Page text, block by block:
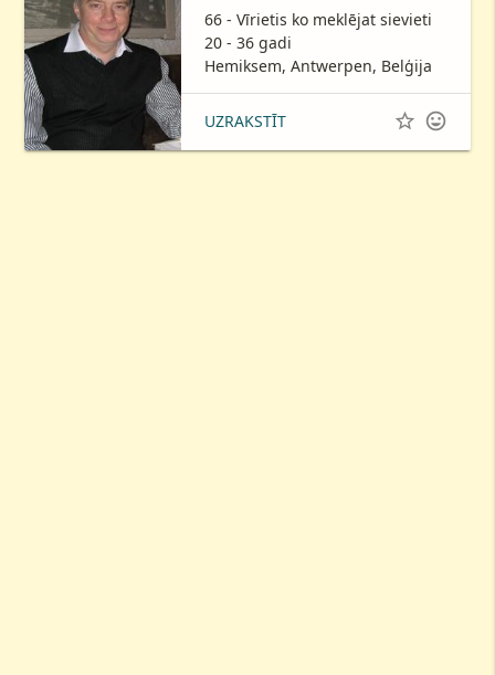
66 - Vīrietis ko meklējat sievieti
20 - 36 gadi
Hemiksem, Antwerpen, Belģija
UZRAKSTĪT  